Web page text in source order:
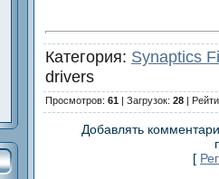
Категория: Synaptics
drivers
Просмотров: 61 | Загрузок: 28 |
Добавлять
[